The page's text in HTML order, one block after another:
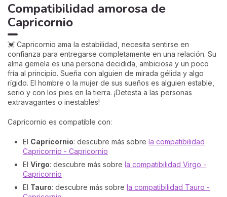
Compatibilidad amorosa de
Capricornio
💓 Capricornio ama la estabilidad, necesita sentirse en
confianza para entregarse completamente en una relación. Su
alma gemela es una persona decidida, ambiciosa y un poco
fría al principio. Sueña con alguien de mirada gélida y algo
rígido. El hombre o la mujer de sus sueños es alguien estable,
serio y con los pies en la tierra. ¡Detesta a las personas
extravagantes o inestables!
Capricornio es compatible con:
El Capricornio: descubre más sobre la compatibilidad
Capricornio - Capricornio
El Virgo: descubre más sobre la compatibilidad Virgo -
Capricornio
El Tauro: descubre más sobre la compatibilidad Tauro -